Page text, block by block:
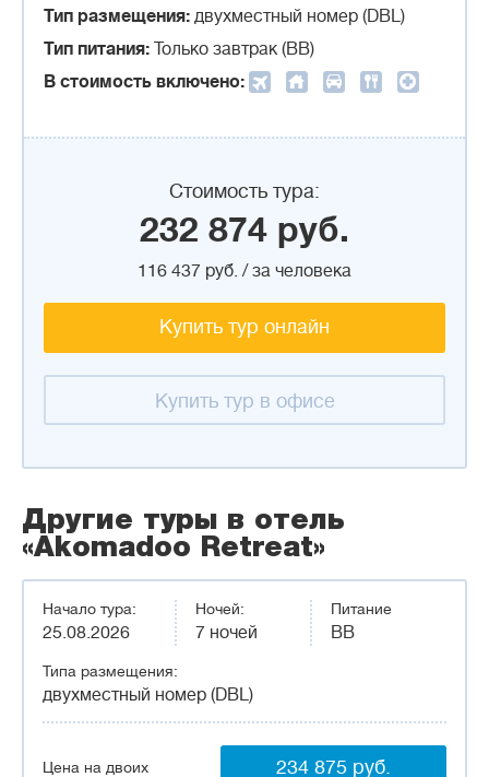
Тип размещения: двухместный номер (DBL)
Тип питания:
Только завтрак (BB)
В стоимость включено:
Стоимость тура:
232 874 руб.
116 437 руб. / за человека
Купить тур онлайн
Купить тур в офисе
Другие туры в отель
«Akomadoo Retreat»
Начало тура:
25.08.2026
Типа размещения:
двухместный номер (DBL)
Ночей:
7 ночей
Питание
BB
Цена на двоих 234 875 руб.